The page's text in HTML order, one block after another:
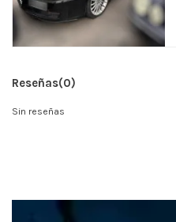
Reseñas(0)
Sin reseñas